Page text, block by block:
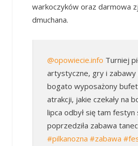
warkoczyków oraz darmowa
dmuchana.
@opowiecie.info Turniej
artystyczne, gry i zabawy
bogato wyposażony
atrakcji, jakie czekały na
lipca odbył się tam
poprzedziła zabawa
#pilkanozna #zabawa